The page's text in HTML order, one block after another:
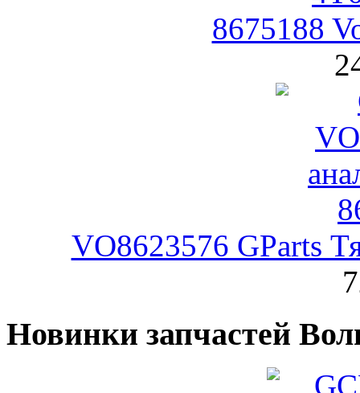
8675188
VO8623576 GParts
Новинки запчастей